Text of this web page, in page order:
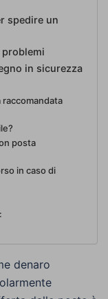
spedire un
in sicurezza
raccomandata
posta
in caso di
denaro